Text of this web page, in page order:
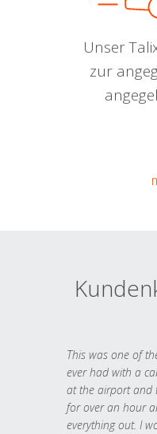
Unser
zur
This was one of
ever had with a
at the airport and
for over an hour
everything out. I